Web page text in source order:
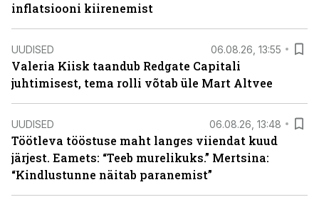
inflatsiooni kiirenemist
UUDISED 06.08.26, 13:55
Valeria Kiisk taandub Redgate Capitali
juhtimisest, tema rolli võtab üle Mart Altvee
UUDISED 06.08.26, 13:48
Töötleva tööstuse maht langes viiendat kuud
järjest. Eamets: “Teeb murelikuks.” Mertsina:
“Kindlustunne näitab paranemist”